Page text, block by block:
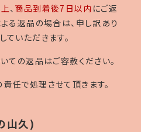
、 商品到着後7日以内 にご返
る返品の場合は、申し訳あり
いただきます。
ての返品はご容赦ください。
任で処理させて頂きます。
山久)